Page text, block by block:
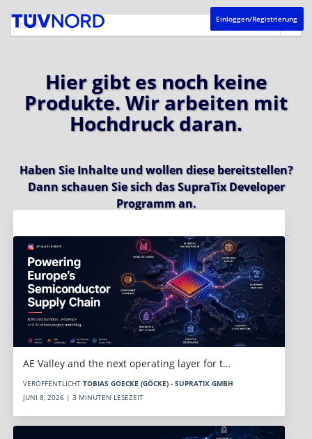
Einloggen/Registrierung
Hier gibt es noch keine
Produkte. Wir arbeiten mit
Hochdruck daran.
Haben Sie Inhalte und wollen diese bereitstellen?
Dann schauen Sie sich dasSupraTix Developer
Programman.
AE Valley and the next operating layer for t…
VERÖFFENTLICHT TOBIAS GOECKE (GÖCKE) - SUPRATIX GMBH
JUNI 8, 2026 | 3 MINUTEN LESEZEIT